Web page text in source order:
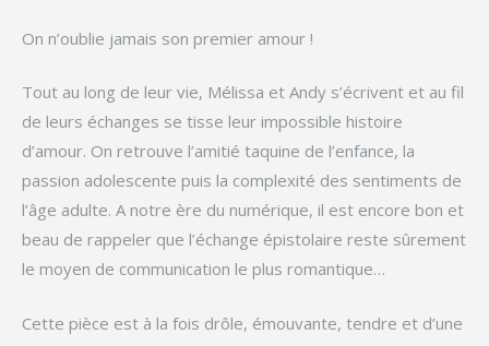
On n’oublie jamais son premier amour !
Tout au long de leur vie, Mélissa et Andy s’écrivent et au fil
de leurs échanges se tisse leur impossible histoire
d’amour. On retrouve l’amitié taquine de l’enfance, la
passion adolescente puis la complexité des sentiments de
l’âge adulte. A notre ère du numérique, il est encore bon et
beau de rappeler que l’échange épistolaire reste sûrement
le moyen de communication le plus romantique…
Cette pièce est à la fois drôle, émouvante, tendre et d’une